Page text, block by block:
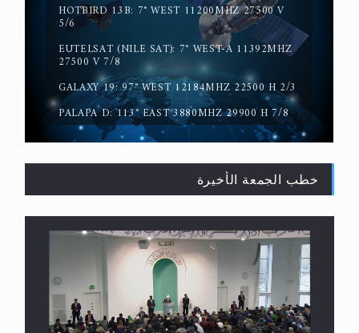
حقيقة المسيح الدجال
القرآن قاضٍ وحكمٌ على السنة ومهيمنٌ عليها.. ليس
العكس
HOTBIRD 13B: 7° WEST 11200MHZ 27500 V
5/6
EUTELSAT (NILE SAT): 7° WEST-A 11392MHZ
27500 V 7/8
GALAXY 19: 97° WEST 12184MHZ 22500 H 2/3
PALAPA D: 113° EAST 3880MHZ 29900 H 7/8
خطب الجمعة الأخيرة